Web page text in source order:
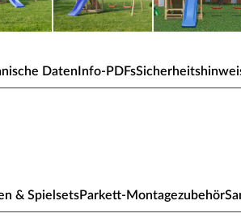
DatenInfo-PDFs
Doppelschaukel, Kletterwand,
& SpielsetsParkett-Montagezubehör